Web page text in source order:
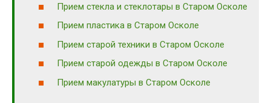
Прием стекла и стеклотары в Старом Осколе
Прием пластика в Старом Осколе
Прием старой техники в Старом Осколе
Прием старой одежды в Старом Осколе
Прием макулатуры в Старом Осколе